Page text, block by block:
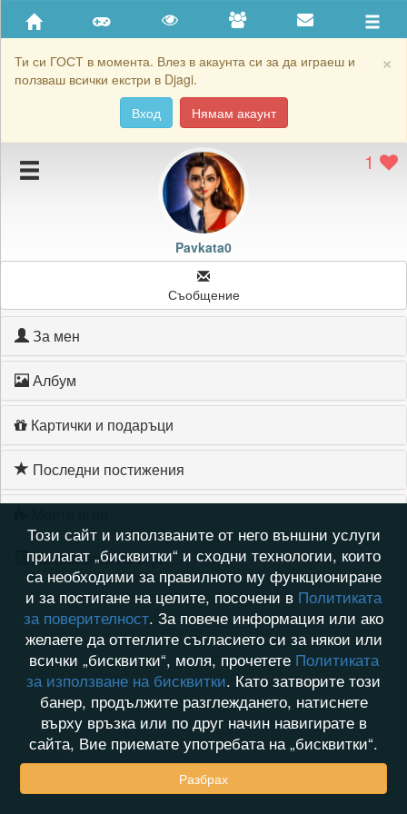
×
Ти си ГОСТ в момента. Влез в акаунта си за да играеш и
ползваш всички екстри в Djagi.
Вход
Нямам акаунт
Приятели
Хронология на игри
Подаръците на Pavkata0
Картичките на Pavkata0
1
Pavkata0
Съобщение
За мен
Албум
Картички и подаръци
Последни постижения
Хронология на игри
Този сайт и използваните от него външни услуги
прилагат „бисквитки“ и сходни технологии, които
са необходими за правилното му функциониране
и за постигане на целите, посочени в Политиката
за поверителност. За повече информация или ако
желаете да оттеглите съгласието си за някои или
всички „бисквитки“, моля, прочетете Политиката
за използване на бисквитки. Като затворите този
банер, продължите разглеждането, натиснете
върху връзка или по друг начин навигирате в
сайта, Вие приемате употребата на „бисквитки“.
Разбрах